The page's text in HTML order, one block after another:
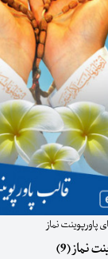
پاورپوینت نماز
نماز (9)